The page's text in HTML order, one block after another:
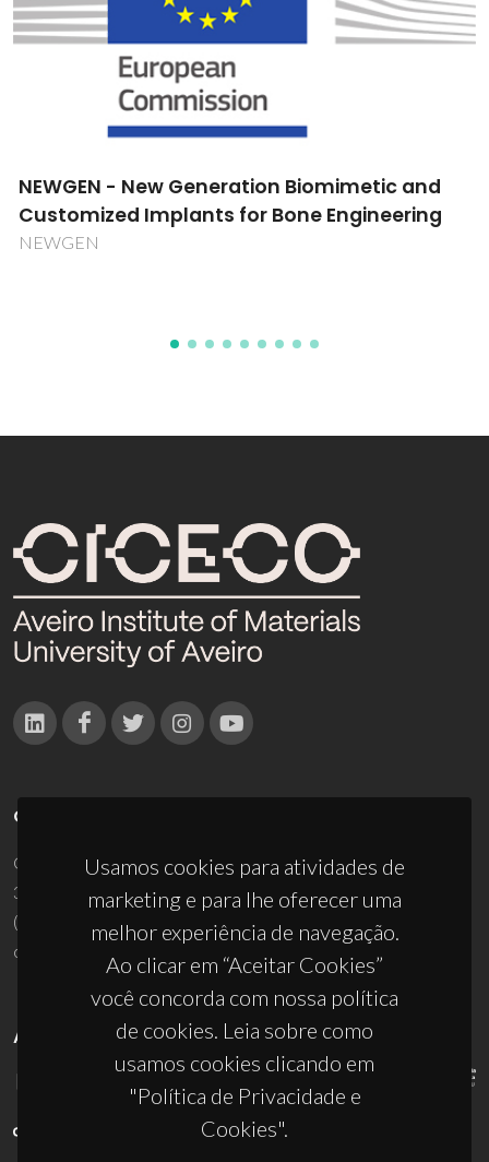
NEWGEN - New Generation Biomimetic and
Customized Implants for Bone Engineering
NEWGEN
Usamos cookies para atividades de
marketing e para lhe oferecer uma
melhor experiência de navegação.
Ao clicar em “Aceitar Cookies”
você concorda com nossa política
de cookies. Leia sobre como
usamos cookies clicando em
"Política de Privacidade e
Cookies".
CONTACTOS
Campus Universitário de Santiago
3810-193 Aveiro - Portugal
(+351) 234 370 200
ciceco@ua.pt
APOIOS